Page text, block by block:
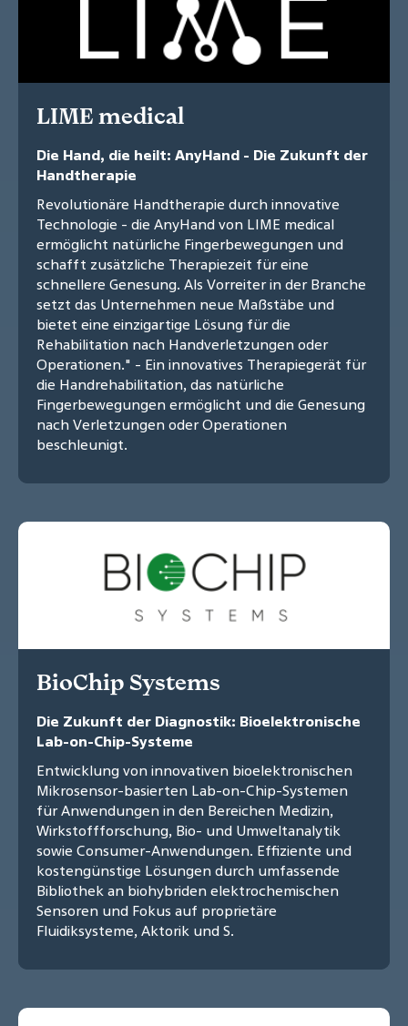
LIME medical
Die Hand, die heilt: AnyHand - Die Zukunft der
Handtherapie
Revolutionäre Handtherapie durch innovative
Technologie - die AnyHand von LIME medical
ermöglicht natürliche Fingerbewegungen und
schafft zusätzliche Therapiezeit für eine
schnellere Genesung. Als Vorreiter in der Branche
setzt das Unternehmen neue Maßstäbe und
bietet eine einzigartige Lösung für die
Rehabilitation nach Handverletzungen oder
Operationen." - Ein innovatives Therapiegerät für
die Handrehabilitation, das natürliche
Fingerbewegungen ermöglicht und die Genesung
nach Verletzungen oder Operationen
beschleunigt.
BioChip Systems
Die Zukunft der Diagnostik: Bioelektronische
Lab-on-Chip-Systeme
Entwicklung von innovativen bioelektronischen
Mikrosensor-basierten Lab-on-Chip-Systemen
für Anwendungen in den Bereichen Medizin,
Wirkstoffforschung, Bio- und Umweltanalytik
sowie Consumer-Anwendungen. Effiziente und
kostengünstige Lösungen durch umfassende
Bibliothek an biohybriden elektrochemischen
Sensoren und Fokus auf proprietäre
Fluidiksysteme, Aktorik und S.